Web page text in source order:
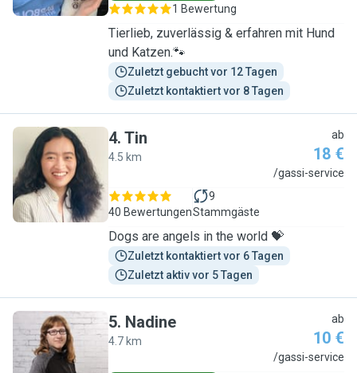
1 Bewertung
Tierlieb, zuverlässig & erfahren mit Hund
und Katzen.🐾
Zuletzt gebucht vor 12 Tagen
Zuletzt kontaktiert vor 8 Tagen
T
4. Tin
4.5 km
ab
18 €
/gassi-service
40 Bewertungen
9
Stammgäste
Dogs are angels in the world 💝
Zuletzt kontaktiert vor 6 Tagen
Zuletzt aktiv vor 5 Tagen
N
5. Nadine
4.7 km
ab
10 €
/gassi-service